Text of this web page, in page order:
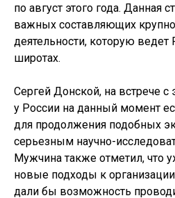
по август этого года. Данная
важных составляющих
деятельности, которую
широтах.
Сергей Донской, на встрече
у России на данный момент
для продолжения подобных
серьезным научно-
Мужчина также отметил, что
новые подходы к
дали бы возможность